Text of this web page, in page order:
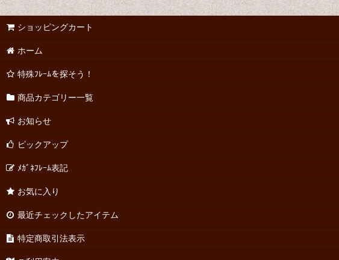
ショッピングカート
ホーム
特殊ﾌﾚｰﾑを探そう！
商品カテゴリー一覧
お知らせ
ピックアップ
ﾒｶﾞﾈﾌﾚｰﾑ表記
お気に入り
最近チェックしたアイテム
特定商取引法表示